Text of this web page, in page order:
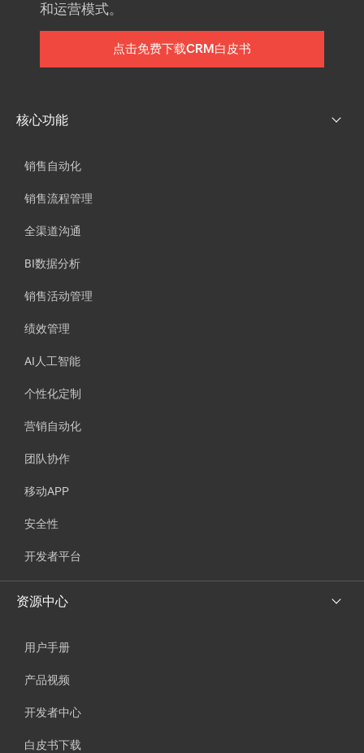
和运营模式。
点击免费下载CRM白皮书
核心功能
销售自动化
销售流程管理
全渠道沟通
BI数据分析
销售活动管理
绩效管理
AI人工智能
个性化定制
营销自动化
团队协作
移动APP
安全性
开发者平台
资源中心
用户手册
产品视频
开发者中心
白皮书下载